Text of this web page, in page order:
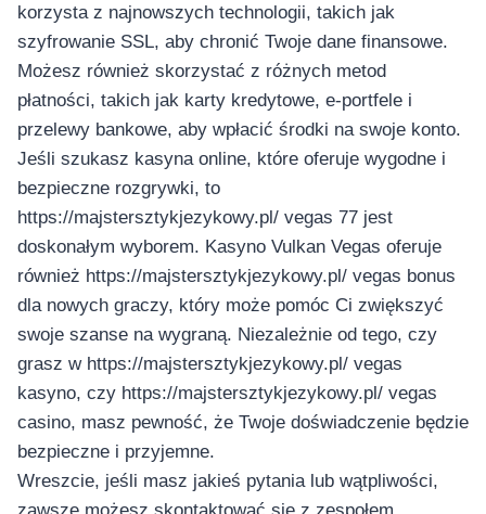
อุปกรณ์เพื่อความบันเทิง
korzysta z najnowszych technologii, takich jak
szyfrowanie SSL, aby chronić Twoje dane finansowe.
Możesz również skorzystać z różnych metod
płatności, takich jak karty kredytowe, e-portfele i
przelewy bankowe, aby wpłacić środki na swoje konto.
Jeśli szukasz kasyna online, które oferuje wygodne i
bezpieczne rozgrywki, to
https://majstersztykjezykowy.pl/ vegas 77 jest
doskonałym wyborem. Kasyno Vulkan Vegas oferuje
również https://majstersztykjezykowy.pl/ vegas bonus
dla nowych graczy, który może pomóc Ci zwiększyć
swoje szanse na wygraną. Niezależnie od tego, czy
grasz w https://majstersztykjezykowy.pl/ vegas
kasyno, czy https://majstersztykjezykowy.pl/ vegas
casino, masz pewność, że Twoje doświadczenie będzie
bezpieczne i przyjemne.
Wreszcie, jeśli masz jakieś pytania lub wątpliwości,